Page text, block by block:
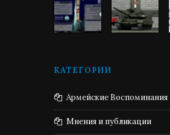
КАТЕГОРИИ
Армейские Воспоминания
Мнения и публикации